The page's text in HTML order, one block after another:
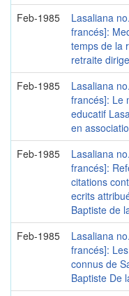
Feb-1985
Lasaliana
francés]:
temps de la
retraite
Feb-1985
Lasaliana
francés]: Le
educatif
en
Feb-1985
Lasaliana
francés]:
citations
ecrits
Baptiste de
Feb-1985
Lasaliana
francés]:
connus de
Baptiste De